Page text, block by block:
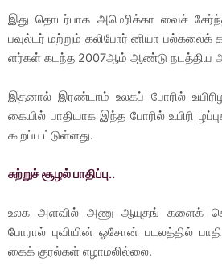
இது தொடர்பாக அமெரிக்கா வைச்
பவுல்டர் மற்றும் கலிபோர் னியா
ளர்கள் கடந்த 2007ஆம் ஆண்டு நடத்திய
இதனால் இரண்டாம் உலகப் போரில்
கையில் பாதியாக இந்த போரில் உயிரி
கூறப்ப ட்டுள்ளது.
சுற்றுச் சூழல் பாதிப்பு..
உலக அளவில் அணு ஆயுதங் களைக்
போரால் புவியின் ஓசோன் படலத்தில்
கைக் குரல்கள் எழாமலில்லை.